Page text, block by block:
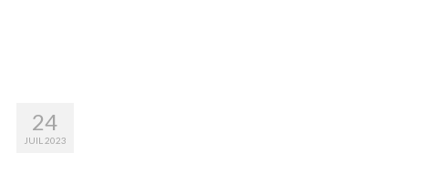
24
JUIL 2023